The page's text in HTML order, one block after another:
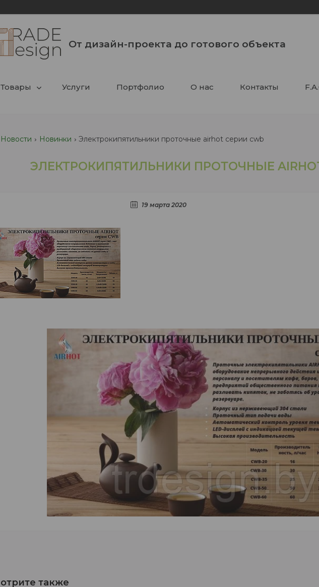
От дизайн-проекта до готового объекта
Товары Услуги Портфолио О нас Контакты
Новости Новинки Электрокипятильники проточные airhot серии cwb
ЭЛЕКТРОКИПЯТИЛЬНИКИ ПРОТОЧНЫЕ
19 марта 2020